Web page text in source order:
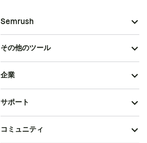
Semrush
その他のツール
企業
サポート
コミュニティ